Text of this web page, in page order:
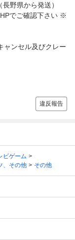
野県から発送）
でご確認下さい ※
ンセル及びクレー
違反報告
ビゲーム
、その他 その他